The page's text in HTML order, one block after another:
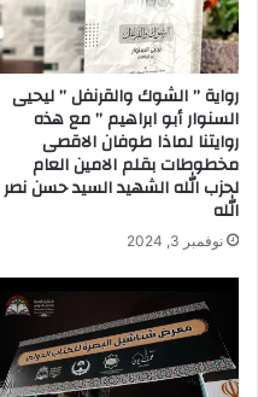
رواية ” الشوك والقرنفل ” ليحيى
السنوار أبو ابراهيم ” مع هذه
روايتنا لماذا طوفان الاقصى
مخطوطات بقلم الامين العام
لحزب الله الشهيد السيد حسن نصر
الله
نوفمبر 3, 2024